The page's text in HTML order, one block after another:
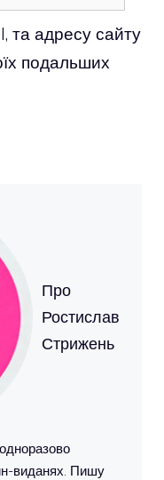
та адресу сайту
подальших
Про
Ростислав
Стрижень
виданях. Пишу